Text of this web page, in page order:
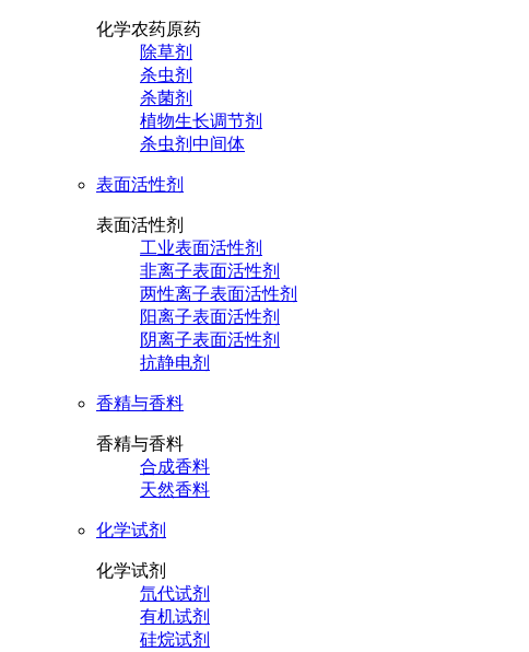
化学农药原药
除草剂
杀虫剂
杀菌剂
植物生长调节剂
杀虫剂中间体
表面活性剂
表面活性剂
工业表面活性剂
非离子表面活性剂
两性离子表面活性剂
阳离子表面活性剂
阴离子表面活性剂
抗静电剂
香精与香料
香精与香料
合成香料
天然香料
化学试剂
化学试剂
氘代试剂
有机试剂
硅烷试剂